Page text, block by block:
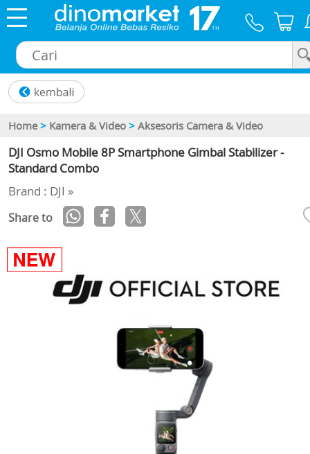
Home > Kamera & Video > Aksesoris Camera & Video
DJI Osmo Mobile 8P Smartphone Gimbal Stabilizer -
Standard Combo
Brand : DJI »
Share to